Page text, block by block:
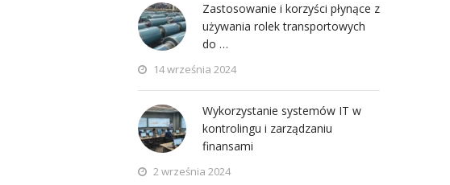
Zastosowanie i korzyści płynące z
używania rolek transportowych
do …
14 września 2024
Wykorzystanie systemów IT w
kontrolingu i zarządzaniu
finansami
2 września 2024